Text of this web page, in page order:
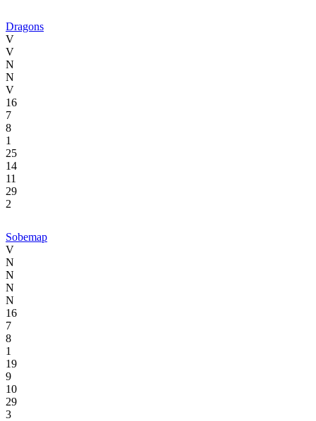
Dragons
V
V
N
N
V
16
7
8
1
25
14
11
29
2
Sobemap
V
N
N
N
N
16
7
8
1
19
9
10
29
3